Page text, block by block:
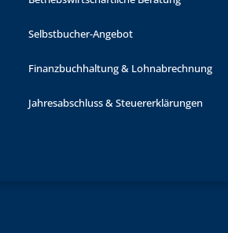
Selbstbucher-Angebot
Finanzbuchhaltung & Lohnabrechnung
Jahres­abschluss & Steuer­erklärungen